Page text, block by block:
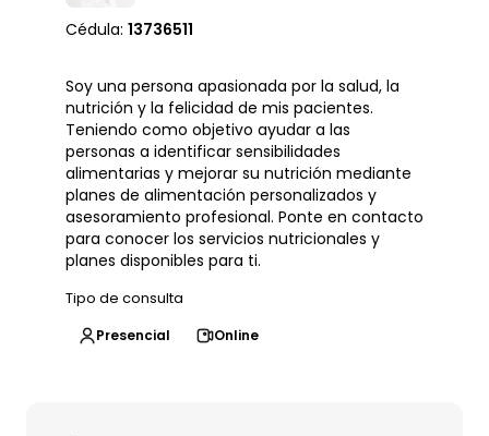
Cédula: 13736511
Soy una persona apasionada por la salud, la
nutrición y la felicidad de mis pacientes.
Teniendo como objetivo ayudar a las
personas a identificar sensibilidades
alimentarias y mejorar su nutrición mediante
planes de alimentación personalizados y
asesoramiento profesional. Ponte en contacto
para conocer los servicios nutricionales y
planes disponibles para ti.
Tipo de consulta
Presencial
Online